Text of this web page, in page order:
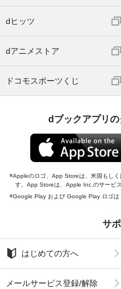
dヒッツ
dアニメストア
ドコモスポーツくじ
dブックアプリ
Appleのロゴ、App Storeは、米国もし
す。App Storeは、Apple Inc.のサービス
Google Play および Google Play ロゴは
サ
はじめての方へ
メールサービス登録/解除